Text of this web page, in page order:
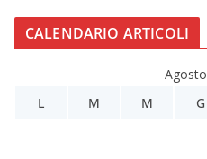
CALENDARIO ARTICOLI
L
M M G